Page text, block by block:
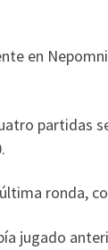
en
partidas
ronda,
jugado